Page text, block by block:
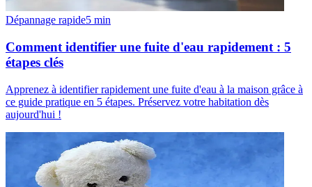
Dépannage rapide5 min
Comment identifier une fuite d'eau rapidement : 5
étapes clés
Apprenez à identifier rapidement une fuite d'eau à la maison grâce à
ce guide pratique en 5 étapes. Préservez votre habitation dès
aujourd'hui !